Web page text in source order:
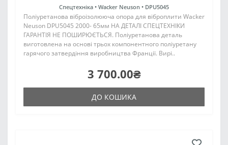
Спецтехніка • Wacker Neuson • DPU5045
Поліуретанова віброізолююча опора для віброплити Wacker
Neuson DPU5045 2000- 65мм НА ДЕТАЛІ СПЕЦТЕХНІКИ
ГАРАНТІЯ НЕ ПОШИРЮЄТЬСЯ. Поліуретанова деталь
виготовлена на основі трьох компонентного поліуретану
гарячого затвердіння виробництва Франції. Вирі..
3 700.00₴
ДО КОШИКА